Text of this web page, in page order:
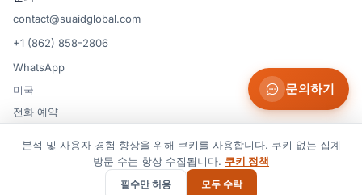
contact@suaidglobal.com
+1 (862) 858-2806
WhatsApp
미국
전화 예약
© 2026 Suaid LLC — 미국
개인정보 처리방침 쿠키 정책 쿠키 설정
문의하기
분석 및 사용자 경험 향상을 위해 쿠키를 사용합니다. 쿠키 없는 집계
방문 수는 항상 수집됩니다. 쿠키 정책
필수만 허용 모두 수락